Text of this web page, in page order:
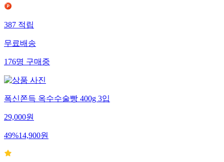
387적립
무료배송
176명구매중
폭신쫀득 옥수수술빵 400g 3입
29,000원
49%14,900원